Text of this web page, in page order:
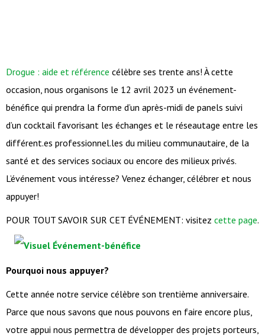
Drogue : aide et référence célèbre ses trente ans! À cette
occasion, nous organisons le 12 avril 2023 un événement-
bénéfice qui prendra la forme d’un après-midi de panels suivi
d’un cocktail favorisant les échanges et le réseautage entre les
différent.es professionnel.les du milieu communautaire, de la
santé et des services sociaux ou encore des milieux privés.
L’événement vous intéresse? Venez échanger, célébrer et nous
appuyer!
POUR TOUT SAVOIR SUR CET ÉVÉNEMENT: visitez cette page.
Pourquoi nous appuyer?
Cette année notre service célèbre son trentième anniversaire.
Parce que nous savons que nous pouvons en faire encore plus,
votre appui nous permettra de développer des projets porteurs,